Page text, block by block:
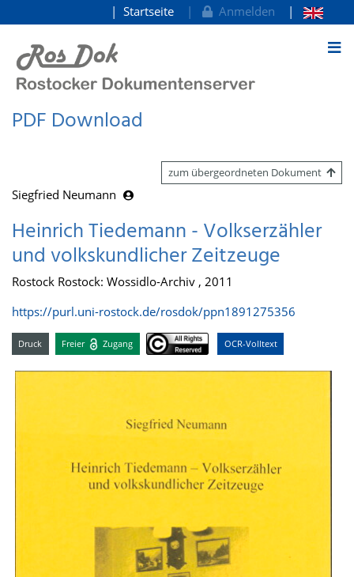
zum Inhalt
Startseite Anmelden
PDF Download
zum übergeordneten Dokument
Siegfried Neumann
Heinrich Tiedemann - Volkserzähler
und volkskundlicher Zeitzeuge
Rostock Rostock: Wossidlo-Archiv , 2011
https://purl.uni-rostock.de/rosdok/ppn1891275356
Druck Freier Zugang OCR-Volltext